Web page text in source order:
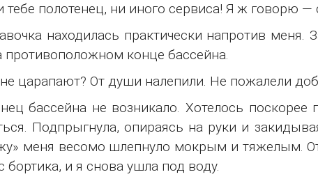
тебе полотенец, ни иного сервиса! Я ж говорю —
находилась практически напротив меня.
конце бассейна.
царапают? От души налепили. Не пожалели
бассейна не возникало. Хотелось поскорее
Подпрыгнула, опираясь на руки и
меня весомо шлепнуло мокрым и тяжелым.
бортика, и я снова ушла под воду.